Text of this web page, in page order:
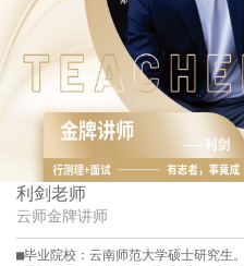
利剑老师
云师金牌讲师
■毕业院校：云南师范大学硕士研究生。